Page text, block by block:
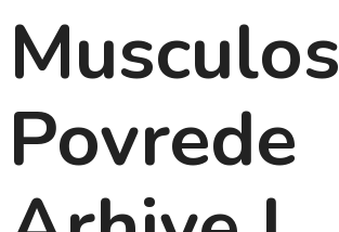
Povrede